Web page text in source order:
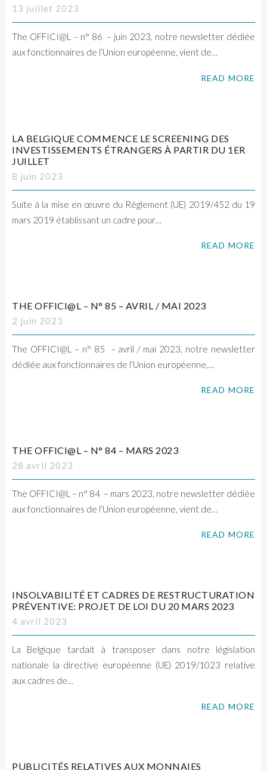
13 juillet 2023
The OFFICI@L – n° 86 – juin 2023, notre newsletter dédiée
aux fonctionnaires de l’Union européenne, vient de…
READ MORE
LA BELGIQUE COMMENCE LE SCREENING DES
INVESTISSEMENTS ÉTRANGERS À PARTIR DU 1ER
JUILLET
8 juin 2023
Suite à la mise en œuvre du Règlement (UE) 2019/452 du 19
mars 2019 établissant un cadre pour…
READ MORE
THE OFFICI@L – N° 85 – AVRIL / MAI 2023
2 juin 2023
The OFFICI@L – n° 85 – avril / mai 2023, notre newsletter
dédiée aux fonctionnaires de l’Union européenne,…
READ MORE
THE OFFICI@L – N° 84 – MARS 2023
28 avril 2023
The OFFICI@L – n° 84 – mars 2023, notre newsletter dédiée
aux fonctionnaires de l’Union européenne, vient de…
READ MORE
INSOLVABILITÉ ET CADRES DE RESTRUCTURATION
PRÉVENTIVE: PROJET DE LOI DU 20 MARS 2023
4 avril 2023
La Belgique tardait à transposer dans notre législation
nationale la directive européenne (UE) 2019/1023 relative
aux cadres de…
READ MORE
PUBLICITÉS RELATIVES AUX MONNAIES